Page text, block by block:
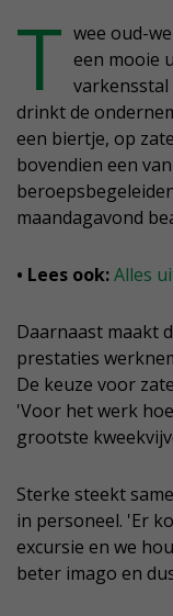
T wee oud-
een mooie
drinkt de
een biertje, op
bovendien een
maandagavond
• Lees ook:Alles
Daarnaast maakt
prestaties
De keuze voor
'Voor het werk
grootste
Sterke steekt
in personeel. 'Er
excursie en we
beter imago en